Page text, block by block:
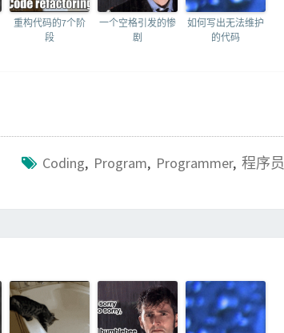
重构代码的7个阶
段
一个空格引发的惨
剧
如何写出无法维护
的代码
Coding, Program, Programmer, 程序员